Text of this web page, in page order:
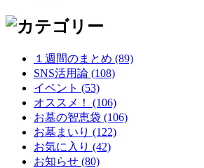
１週間のまとめ (89)
SNS活用論 (108)
イベント (53)
オススメ！ (106)
お墓の智恵袋 (106)
お墓まいり (122)
お気に入り (42)
お知らせ (80)